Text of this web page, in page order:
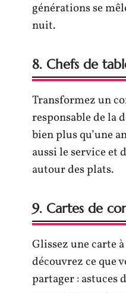
générations se
nuit.
8. Chefs de
Transformez un
responsable de la
bien plus qu’une
aussi le service et
autour des plats.
9. Cartes de
Glissez une carte
découvrez ce que
partager : astuces